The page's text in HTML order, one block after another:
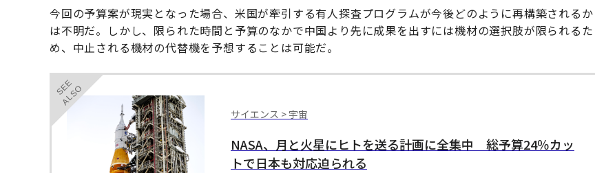
今回の予算案が現実となった場合、米国が牽引する有人探査プログラムが今後どのように再構築されるか
は不明だ。しかし、限られた時間と予算のなかで中国より先に成果を出すには機材の選択肢が限られるた
め、中止される機材の代替機を予想することは可能だ。
SEE
ALSO
サイエンス > 宇宙
NASA、月と火星にヒトを送る計画に全集中 総予算24％カッ
トで日本も対応迫られる